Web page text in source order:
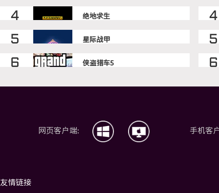
绝地求生
星际战甲
侠盗猎车5
网页客户端: 手机客
友情链接